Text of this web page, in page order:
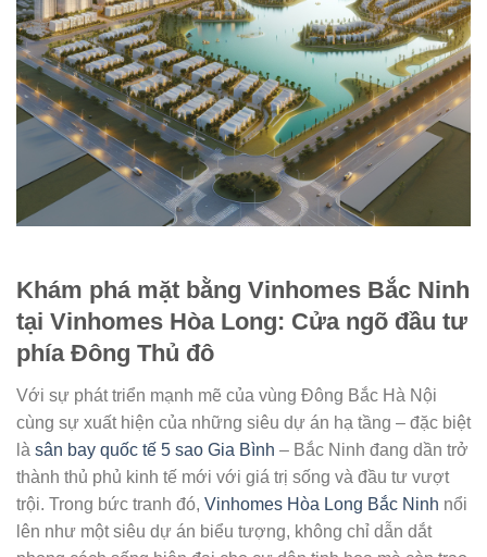
Khám phá mặt bằng Vinhomes Bắc Ninh
tại Vinhomes Hòa Long: Cửa ngõ đầu tư
phía Đông Thủ đô
Với sự phát triển mạnh mẽ của vùng Đông Bắc Hà Nội
cùng sự xuất hiện của những siêu dự án hạ tầng – đặc biệt
là sân bay quốc tế 5 sao Gia Bình – Bắc Ninh đang dần trở
thành thủ phủ kinh tế mới với giá trị sống và đầu tư vượt
trội. Trong bức tranh đó, Vinhomes Hòa Long Bắc Ninh nổi
lên như một siêu dự án biểu tượng, không chỉ dẫn dắt